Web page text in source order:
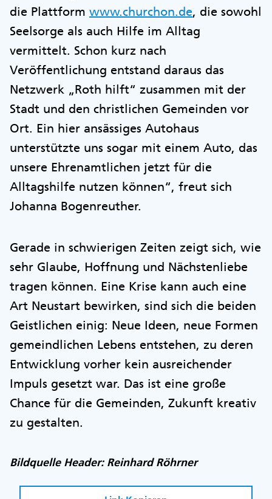
die Plattform www.churchon.de, die sowohl
Seelsorge als auch Hilfe im Alltag
vermittelt. Schon kurz nach
Veröffentlichung entstand daraus das
Netzwerk „Roth hilft“ zusammen mit der
Stadt und den christlichen Gemeinden vor
Ort. Ein hier ansässiges Autohaus
unterstützte uns sogar mit einem Auto, das
unsere Ehrenamtlichen jetzt für die
Alltagshilfe nutzen können“, freut sich
Johanna Bogenreuther.
Gerade in schwierigen Zeiten zeigt sich, wie
sehr Glaube, Hoffnung und Nächstenliebe
tragen können. Eine Krise kann auch eine
Art Neustart bewirken, sind sich die beiden
Geistlichen einig: Neue Ideen, neue Formen
gemeindlichen Lebens entstehen, zu deren
Entwicklung vorher kein ausreichender
Impuls gesetzt war. Das ist eine große
Chance für die Gemeinden, Zukunft kreativ
zu gestalten.
Bildquelle Header: Reinhard Röhrner